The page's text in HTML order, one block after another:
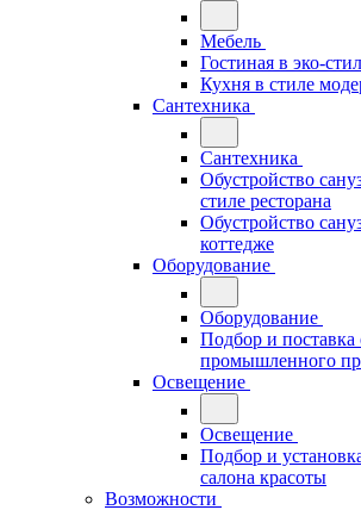
Мебель
Гостиная в эко-
Кухня в стиле
Сантехника
Сантехника
Обустройство
стиле ресторана
Обустройство
коттедже
Оборудование
Оборудование
Подбор и поставка
промышленного
Освещение
Освещение
Подбор и
салона красоты
Возможности